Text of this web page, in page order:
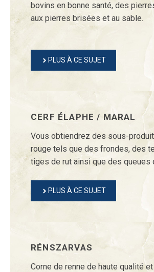
bovins en bonne santé, des
aux pierres brisées et au sable.
PLUS À CE SUJET
CERF ÉLAPHE / MARAL
Vous obtiendrez des sous-
rouge tels que des frondes, des
tiges de rut ainsi que des queues
PLUS À CE SUJET
RÉNSZARVAS
Corne de renne de haute qualité